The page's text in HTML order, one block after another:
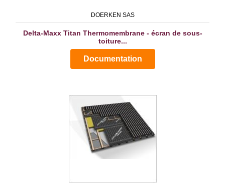
DOERKEN SAS
Delta-Maxx Titan Thermomembrane - écran de sous-
toiture...
Documentation